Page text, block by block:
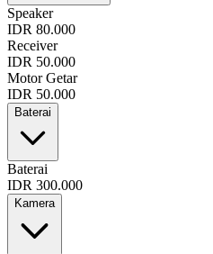
Speaker
IDR 80.000
Receiver
IDR 50.000
Motor Getar
IDR 50.000
Baterai
Baterai
IDR 300.000
Kamera